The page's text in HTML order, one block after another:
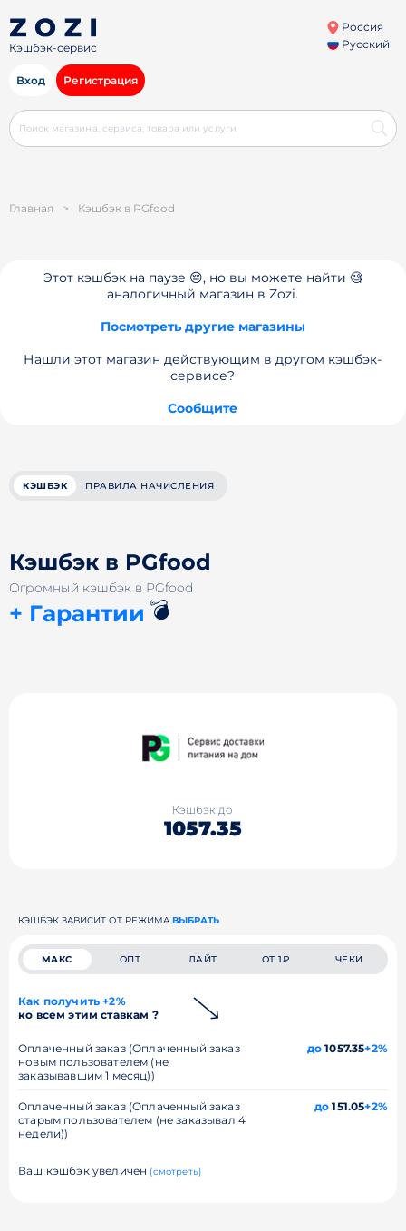
Кэшбэк-сервис
Россия
Русский
Вход Регистрация
Главная > Кэшбэк в PGfood
Этот кэшбэк на паузе 😔, но вы можете найти 🧐
аналогичный магазин в Zozi.
Посмотреть другие магазины
Нашли этот магазин действующим в другом кэшбэк-
сервисе?
Сообщите
КЭШБЭК ПРАВИЛА НАЧИСЛЕНИЯ
Кэшбэк в PGfood
Огромный кэшбэк в PGfood
+ Гарантии 💣
Кэшбэк до
1057.35
КЭШБЭК ЗАВИСИТ ОТ РЕЖИМА ВЫБРАТЬ
МАКС ОПТ ЛАЙТ ОТ 1₽ ЧЕКИ
Как получить +2%
ко всем этим ставкам ?
Оплаченный заказ (Оплаченный заказ
новым пользователем (не
заказывавшим 1 месяц))
до 1057.35+2%
Оплаченный заказ (Оплаченный заказ
старым пользователем (не заказывал 4
недели))
до 151.05+2%
Ваш кэшбэк увеличен (смотреть)